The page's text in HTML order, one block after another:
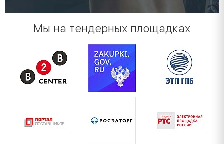
Мы на тендерных площадках